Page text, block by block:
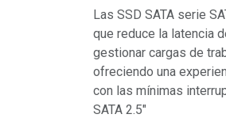
Las SSD SATA serie
que reduce la latencia
gestionar cargas de
ofreciendo una
con las mínimas
SATA 2.5"